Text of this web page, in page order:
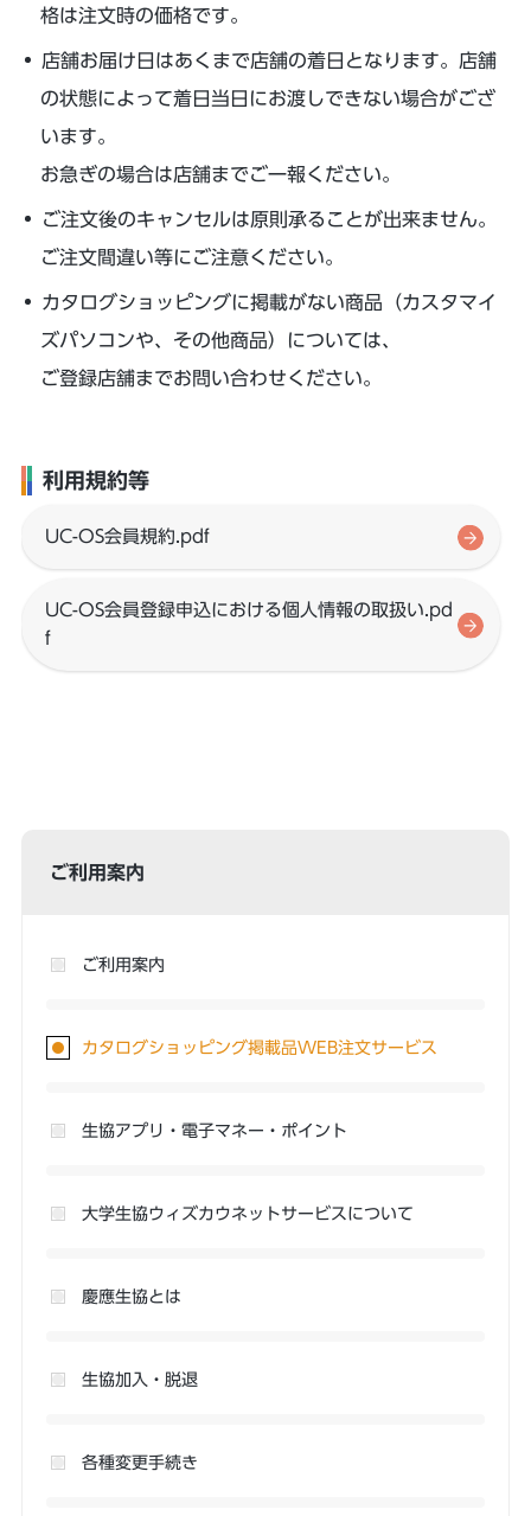
格は注文時の価格です。
店舗お届け日はあくまで店舗の着日となります。店舗
の状態によって着日当日にお渡しできない場合がござ
います。
お急ぎの場合は店舗までご一報ください。
ご注文後のキャンセルは原則承ることが出来ません。
ご注文間違い等にご注意ください。
カタログショッピングに掲載がない商品（カスタマイ
ズパソコンや、その他商品）については、
ご登録店舗までお問い合わせください。
利用規約等
UC-OS会員規約.pdf
UC-OS会員登録申込における個人情報の取扱い.pd
f
ご利用案内
ご利用案内
カタログショッピング掲載品WEB注文サービス
生協アプリ・電子マネー・ポイント
大学生協ウィズカウネットサービスについて
慶應生協とは
生協加入・脱退
各種変更手続き